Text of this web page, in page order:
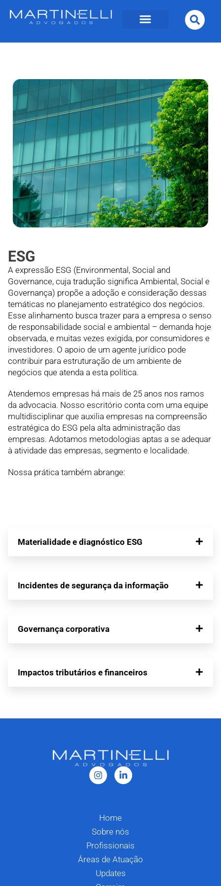
ESG
A expressão ESG (Environmental, Social and
Governance, cuja tradução significa Ambiental, Social e
Governança) propõe a adoção e consideração dessas
temáticas no planejamento estratégico dos negócios.
Esse alinhamento busca trazer para a empresa o senso
de responsabilidade social e ambiental – demanda hoje
observada, e muitas vezes exigida, por consumidores e
investidores. O apoio de um agente jurídico pode
contribuir para estruturação de um ambiente de
negócios que atenda a esta política.
Atendemos empresas há mais de 25 anos nos ramos
da advocacia. Nosso escritório conta com uma equipe
multidisciplinar que auxilia empresas na compreensão
estratégica do ESG pela alta administração das
empresas. Adotamos metodologias aptas a se adequar
à atividade das empresas, segmento e localidade.
Nossa prática também abrange:
Materialidade e diagnóstico ESG
Incidentes de segurança da informação
Governança corporativa
Impactos tributários e financeiros
Home
Sobre nós
Profissionais
Áreas de Atuação
Updates